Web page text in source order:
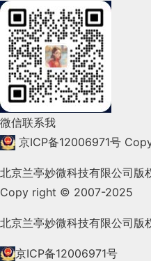
2022年3月(119)
2022年2月(53)
2022年1月(99)
2021年12月(105)
2021年9月(153)
2021年8月(147)
2021年7月(149)
微信联系我
京ICP备12006971号
北京兰亭妙微科技有限公司版
Copy right © 2007-2025
北京兰亭妙微科技有限公司版
京ICP备12006971号